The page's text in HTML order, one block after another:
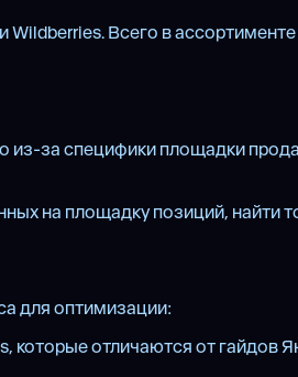
Всего в
из-за специфики площадки
на площадку позиций, найти
для оптимизации:
которые отличаются от